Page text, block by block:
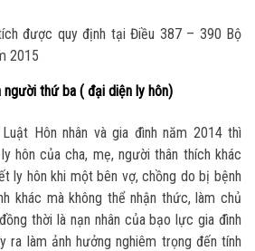
được quy định tại Điều 387 – 390 Bộ
2015
thứ ba ( đại diện ly hôn)
Hôn nhân và gia đình năm 2014 thì
hôn của cha, mẹ, người thân thích khác
ly hôn khi một bên vợ, chồng do bị bệnh
khác mà không thể nhận thức, làm chủ
thời là nạn nhân của bạo lực gia đình
ra làm ảnh hưởng nghiêm trọng đến tính